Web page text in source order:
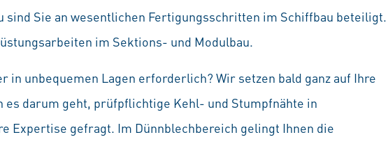
sind Sie an wesentlichen Fertigungsschritten im Schiffbau beteiligt.
im Sektions- und Modulbau.
in unbequemen Lagen erforderlich? Wir setzen bald ganz auf Ihre
es darum geht, prüfpflichtige Kehl- und Stumpfnähte in
Expertise gefragt. Im Dünnblechbereich gelingt Ihnen die